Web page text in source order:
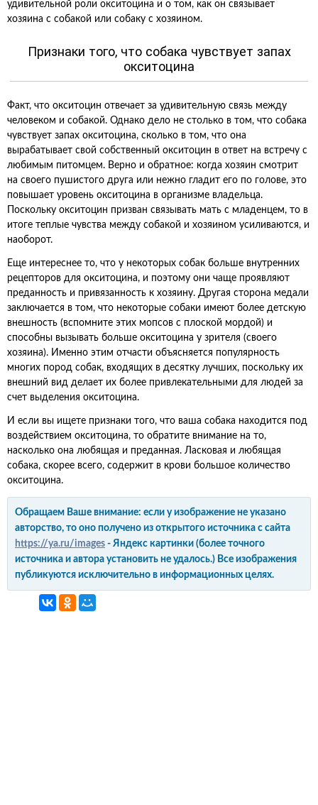
удивительной роли окситоцина и о том, как он связывает
хозяина с собакой или собаку с хозяином.
Признаки того, что собака чувствует запах
окситоцина
Факт, что окситоцин отвечает за удивительную связь между
человеком и собакой. Однако дело не столько в том, что собака
чувствует запах окситоцина, сколько в том, что она
вырабатывает свой собственный окситоцин в ответ на встречу с
любимым питомцем. Верно и обратное: когда хозяин смотрит
на своего пушистого друга или нежно гладит его по голове, это
повышает уровень окситоцина в организме владельца.
Поскольку окситоцин призван связывать мать с младенцем, то в
итоге теплые чувства между собакой и хозяином усиливаются, и
наоборот.
Еще интереснее то, что у некоторых собак больше внутренних
рецепторов для окситоцина, и поэтому они чаще проявляют
преданность и привязанность к хозяину. Другая сторона медали
заключается в том, что некоторые собаки имеют более детскую
внешность (вспомните этих мопсов с плоской мордой) и
способны вызывать больше окситоцина у зрителя (своего
хозяина). Именно этим отчасти объясняется популярность
многих пород собак, входящих в десятку лучших, поскольку их
внешний вид делает их более привлекательными для людей за
счет выделения окситоцина.
И если вы ищете признаки того, что ваша собака находится под
воздействием окситоцина, то обратите внимание на то,
насколько она любящая и преданная. Ласковая и любящая
собака, скорее всего, содержит в крови большое количество
окситоцина.
Обращаем Ваше внимание: если у изображение не указано
авторство, то оно получено из открытого источника с сайта
https://ya.ru/images - Яндекс картинки (более точного
источника и автора установить не удалось.) Все изображения
публикуются исключительно в информационных целях.